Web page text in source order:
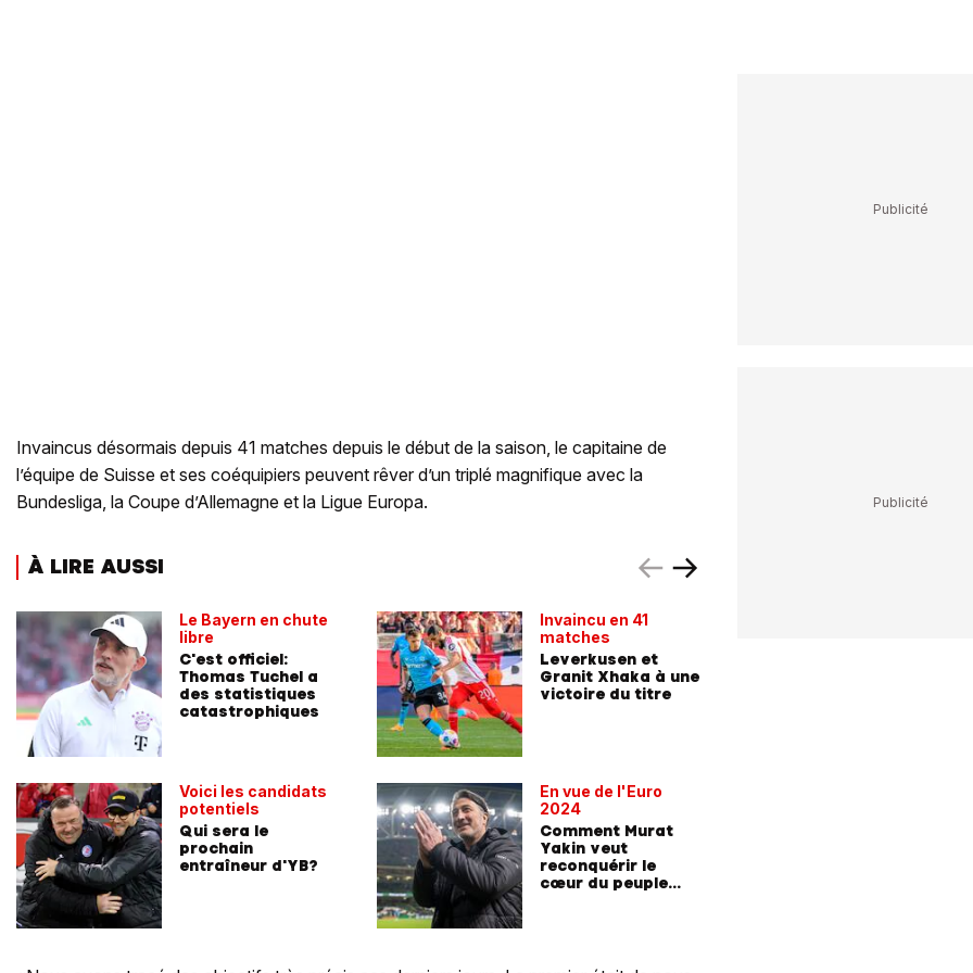
Invaincus désormais depuis 41 matches depuis le début de la saison, le capitaine de
l’équipe de Suisse et ses coéquipiers peuvent rêver d’un triplé magnifique avec la
Bundesliga, la Coupe d’Allemagne et la Ligue Europa.
À LIRE AUSSI
Le Bayern en chute
libre
C'est officiel:
Thomas Tuchel a
des statistiques
catastrophiques
Voici les candidats
potentiels
Qui sera le
prochain
entraîneur d'YB?
Invaincu en 41
matches
Leverkusen et
Granit Xhaka à une
victoire du titre
En vue de l'Euro
2024
Comment Murat
Yakin veut
reconquérir le
cœur du peuple